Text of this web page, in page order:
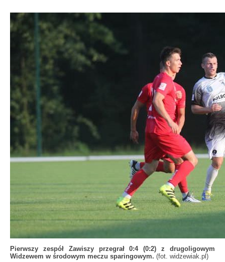
Pierwszy zespół Zawiszy przegrał 0:4 (0:2) z drugoligowym
Widzewem w środowym meczu sparingowym. (fot. widzewiak.pl)